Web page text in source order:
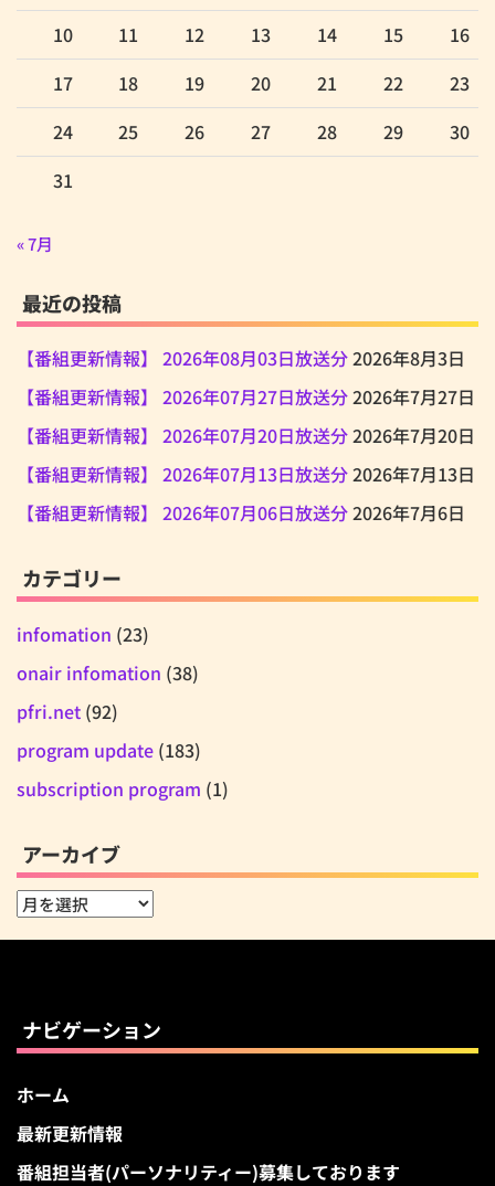
10
11 12 13 14 15
16
17
18 19 20 21 22
23
24
25 26 27 28 29
30
31
« 7月
最近の投稿
【番組更新情報】 2026年08月03日放送分2026年8月3日
【番組更新情報】 2026年07月27日放送分2026年7月27日
【番組更新情報】 2026年07月20日放送分2026年7月20日
【番組更新情報】 2026年07月13日放送分2026年7月13日
【番組更新情報】 2026年07月06日放送分2026年7月6日
カテゴリー
infomation (23)
onair infomation (38)
pfri.net (92)
program update (183)
subscription program (1)
アーカイブ
ア
ナビゲーション
ホーム
最新更新情報
番組担当者(パーソナリティー)募集しております